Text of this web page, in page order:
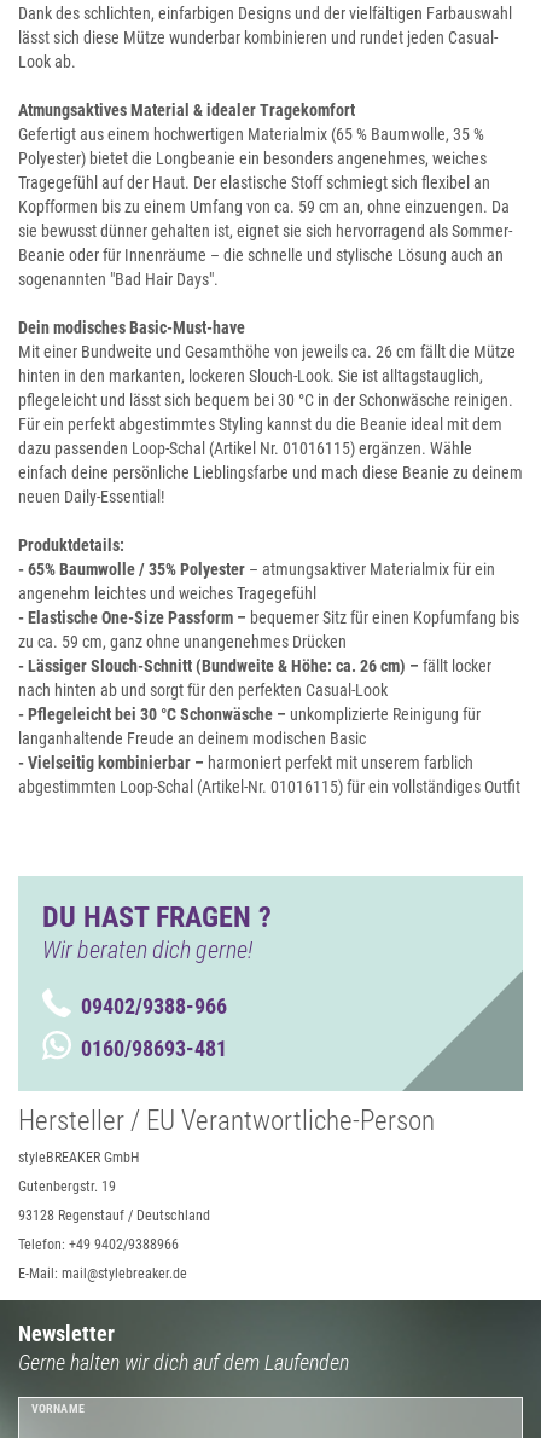
Dank des schlichten, einfarbigen Designs und der vielfältigen Farbauswahl
lässt sich diese Mütze wunderbar kombinieren und rundet jeden Casual-
Look ab.
Atmungsaktives Material & idealer Tragekomfort
Gefertigt aus einem hochwertigen Materialmix (65 % Baumwolle, 35 %
Polyester) bietet die Longbeanie ein besonders angenehmes, weiches
Tragegefühl auf der Haut. Der elastische Stoff schmiegt sich flexibel an
Kopfformen bis zu einem Umfang von ca. 59 cm an, ohne einzuengen. Da
sie bewusst dünner gehalten ist, eignet sie sich hervorragend als Sommer-
Beanie oder für Innenräume – die schnelle und stylische Lösung auch an
sogenannten "Bad Hair Days".
Dein modisches Basic-Must-have
Mit einer Bundweite und Gesamthöhe von jeweils ca. 26 cm fällt die Mütze
hinten in den markanten, lockeren Slouch-Look. Sie ist alltagstauglich,
pflegeleicht und lässt sich bequem bei 30 °C in der Schonwäsche reinigen.
Für ein perfekt abgestimmtes Styling kannst du die Beanie ideal mit dem
dazu passenden Loop-Schal (Artikel Nr. 01016115) ergänzen. Wähle
einfach deine persönliche Lieblingsfarbe und mach diese Beanie zu deinem
neuen Daily-Essential!
Produktdetails:
- 65% Baumwolle / 35% Polyester – atmungsaktiver Materialmix für ein
angenehm leichtes und weiches Tragegefühl
- Elastische One-Size Passform – bequemer Sitz für einen Kopfumfang bis
zu ca. 59 cm, ganz ohne unangenehmes Drücken
- Lässiger Slouch-Schnitt (Bundweite & Höhe: ca. 26 cm) – fällt locker
nach hinten ab und sorgt für den perfekten Casual-Look
- Pflegeleicht bei 30 °C Schonwäsche – unkomplizierte Reinigung für
langanhaltende Freude an deinem modischen Basic
- Vielseitig kombinierbar – harmoniert perfekt mit unserem farblich
abgestimmten Loop-Schal (Artikel-Nr. 01016115) für ein vollständiges Outfit
DU HAST FRAGEN ?
Wir beraten dich gerne!
09402/9388-966
0160/98693-481
Hersteller / EU Verantwortliche-Person
styleBREAKER GmbH
Gutenbergstr. 19
93128 Regenstauf / Deutschland
Telefon: +49 9402/9388966
E-Mail: mail@stylebreaker.de
Newsletter
Gerne halten wir dich auf dem Laufenden
VORNAME